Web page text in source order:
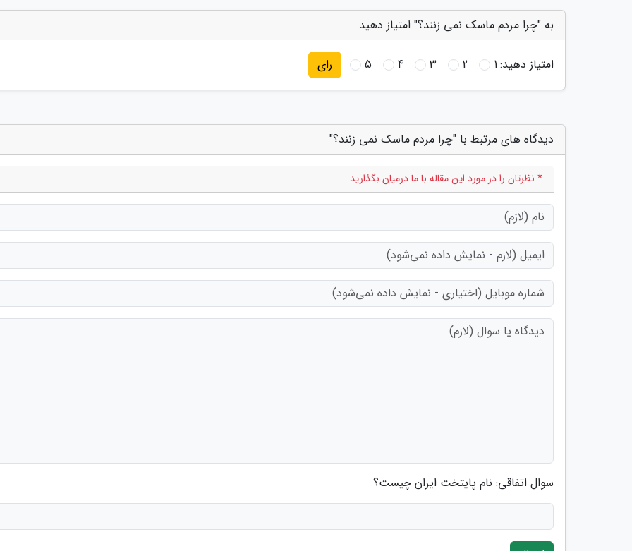
به "چرا مردم ماسک نمی زنند؟" امتیاز دهید
امتیاز دهید:1
2
3
4
5 رای
دیدگاه های مرتبط با "چرا مردم ماسک نمی زنند؟"
* نظرتان را در مورد این مقاله با ما درمیان بگذارید
سوال اتفاقی: نام پایتخت ایران چیست؟